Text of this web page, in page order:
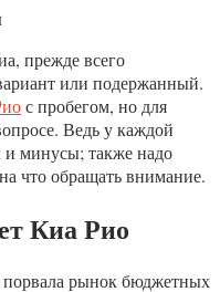
прежде всего
или подержанный.
с пробегом, но для
Ведь у каждой
минусы; также надо
что обращать внимание.
Киа Рио
порвала рынок бюджетных